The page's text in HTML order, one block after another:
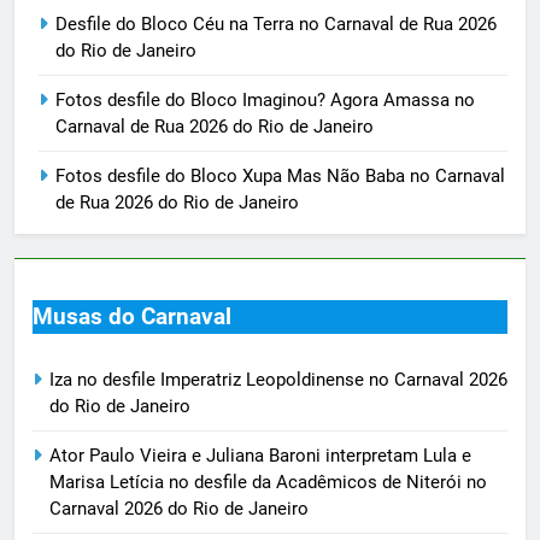
Desfile do Bloco Céu na Terra no Carnaval de Rua 2026
do Rio de Janeiro
Fotos desfile do Bloco Imaginou? Agora Amassa no
Carnaval de Rua 2026 do Rio de Janeiro
Fotos desfile do Bloco Xupa Mas Não Baba no Carnaval
de Rua 2026 do Rio de Janeiro
Musas do Carnaval
Iza no desfile Imperatriz Leopoldinense no Carnaval 2026
do Rio de Janeiro
Ator Paulo Vieira e Juliana Baroni interpretam Lula e
Marisa Letícia no desfile da Acadêmicos de Niterói no
Carnaval 2026 do Rio de Janeiro